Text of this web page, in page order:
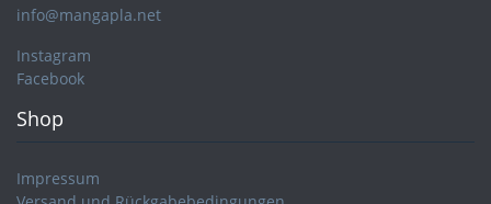
info@mangapla.net
Instagram
Facebook
Shop
Impressum